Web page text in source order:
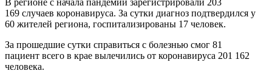
В регионе с начала пандемии зарегистрировали 203
169 случаев коронавируса. За сутки диагноз подтвердился у
60 жителей региона, госпитализированы 17 человек.
За прошедшие сутки справиться с болезнью смог 81
пациент всего в крае вылечились от коронавируса 201 162
человека.